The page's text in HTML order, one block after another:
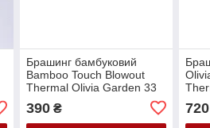
Брашинг бамбуковий
Bamboo Touch Blowout
Thermal Olivia Garden 33
390₴ 720